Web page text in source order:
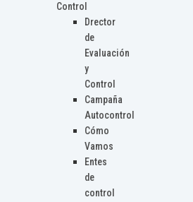
Control
Drector
de
Evaluación
y
Control
Campaña
Autocontrol
Cómo
Vamos
Entes
de
control